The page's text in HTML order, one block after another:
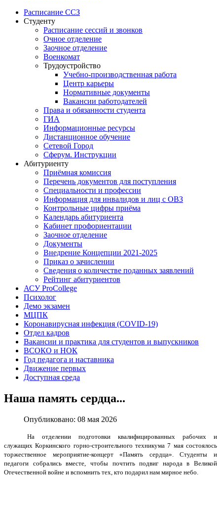
Расписание ССЗ
Студенту
Расписание сессий и звонков
Очное отделение
Заочное отделение
Военкомат
Трудоустройство
Учебно-производственная работа
Центр карьеры
Нормативные документы
Вакансии работодателей
Права и обязанности студента
ГИА
Информационные ресурсы
Дистанционное обучение
Сетевой Город
Сферум. Инструкции
Абитуриенту
Приёмная комиссия
Перечень документов для поступления
Специальности и профессии
Информация для инвалидов и лиц с ОВЗ
Контрольные цифры приёма
Календарь абитуриента
Кабинет профориентации
Заочное отделение
Документы
Внедрение Концепции 2021-2025
Приказ о зачислении
Сведения о количестве поданных заявлений
Рейтинг абитуриентов
АСУ ProCollege
Психолог
Демо экзамен
МЦПК
Коронавирусная инфекция (COVID-19)
Отдел кадров
Вакансии и практика для студентов и выпускников
ВСОКО и НОК
Год педагога и наставника
Движение первых
Доступная среда
Наша память сердца...
Опубликовано: 08 мая 2026
На отделении подготовки квалифицированных рабочих и
служащих Коркинского горно-строительного техникума 7 мая состоялось
торжественное мероприятие-концерт «Память сердца». Студенты и
педагоги собрались вместе, чтобы почтить подвиг народа в Великой
Отечественной войне и вспомнить тех, кто подарил нам мирное небо.